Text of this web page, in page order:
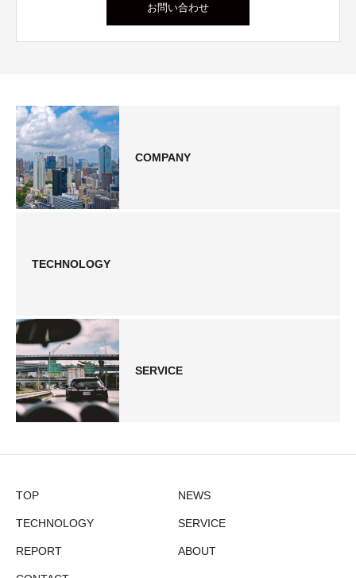
お問い合わせ
COMPANY
TECHNOLOGY
SERVICE
TOP NEWS
TECHNOLOGY SERVICE
REPORT ABOUT